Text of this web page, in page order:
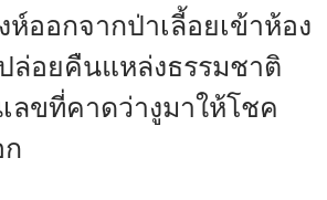
ออกจากป่าเลี้อยเข้าห้อง
ล่อยคืนแหล่งธรรมชาติ
ลขที่คาดว่างูมาให้โชค